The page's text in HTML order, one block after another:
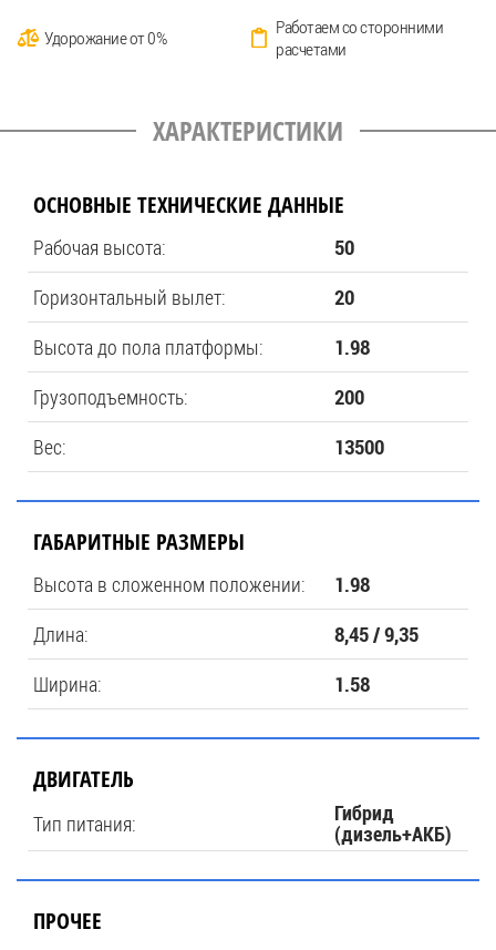
Удорожание от 0%
Работаем со сторонними
расчетами
ХАРАКТЕРИСТИКИ
ОСНОВНЫЕ ТЕХНИЧЕСКИЕ ДАННЫЕ
Рабочая высота: 50
Горизонтальный вылет: 20
Высота до пола платформы: 1.98
Грузоподъемность: 200
Вес: 13500
ГАБАРИТНЫЕ РАЗМЕРЫ
Высота в сложенном положении: 1.98
Длина: 8,45 / 9,35
Ширина: 1.58
ДВИГАТЕЛЬ
Тип питания:
Гибрид
(дизель+АКБ)
ПРОЧЕЕ